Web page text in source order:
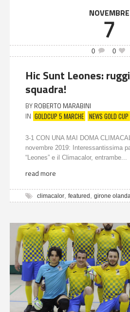
NOVEMBRE
7
0 0
Hic Sunt Leones:
squadra!
BY ROBERTO MARABINI
IN GOLDCUP 5 MARCHE NEWS GOLD CUP
3-1 CON UNA MAI DOMA
novembre 2019: Interessantissima
“Leones” e il Climacalor, entrambe...
read more
climacalor featured girone olanda